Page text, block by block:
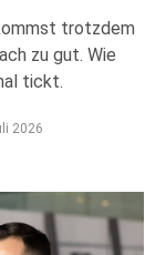
trotzdem
zu gut. Wie
tickt.
2026